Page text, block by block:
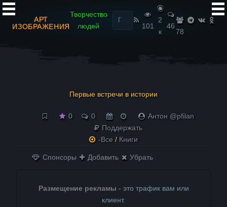
АРТ
ИЗОБРАЖЕНИЯ
Творчество
людей
Найти:
101
2
к
46
78
Первые встречи в истории
0 0
Антон @pfilan
Поддержать
-Все / Книги
Спонсоры Добавить Убрать
Размещение рекламы - это трафик вам или
клиент.